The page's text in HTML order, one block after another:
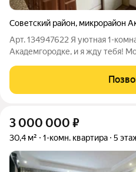
Советский район, микрорайон
Арт. 134947622 Я уютная 1-комнатная квартира в
Академгородке, и я жду тебя! Мой район
найдёшь всё для полноценной
любимая бургерная.
3 000 000 ₽
30,4 м² 1-комн. квартира 5